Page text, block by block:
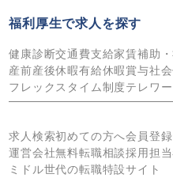
福利厚生で求人を探す
健康診断交通費支給家賃補助
産前産後休暇有給休暇賞与社
フレックスタイム制度テレワ
求人検索初めての方へ会員登録
運営会社無料転職相談採用担
ミドル世代の転職特設サイト